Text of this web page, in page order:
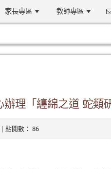
家長專區 教師專區
理「纏綿之道 蛇類
點閱數： 86